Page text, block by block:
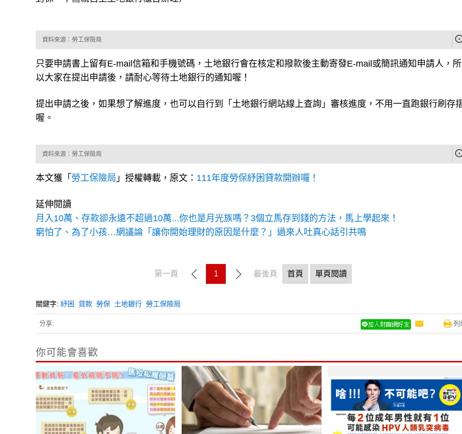
只要申請書上留有E-mail信箱和手機號碼，土地銀行會在核定和撥款後主動寄發E-mail或簡訊通知申請人，所
以大家在提出申請後，請耐心等待土地銀行的通知喔！
喔。
本文獲「勞工保險局」授權轉載，原文：111年度勞保紓困貸款開辦囉！
月入10萬、存款卻永遠不超過10萬...你也是月光族嗎？3個立馬存到錢的方法，馬上學起來！
窮怕了、為了小孩…網議論「讓你開始理財的原因是什麼？」過來人吐真心話引共鳴